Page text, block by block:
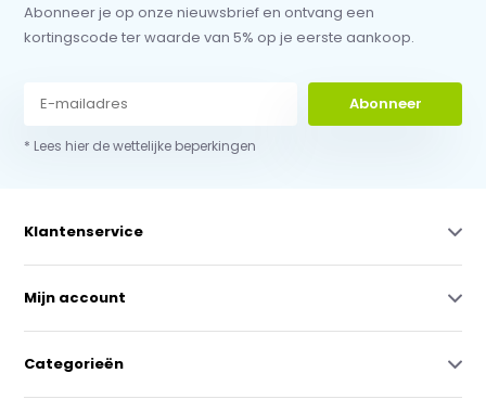
Abonneer je op onze nieuwsbrief en ontvang een
kortingscode ter waarde van 5% op je eerste aankoop.
Abonneer
* Lees hier de wettelijke beperkingen
Klantenservice
Mijn account
Categorieën